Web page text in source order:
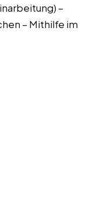
–
– Mithilfe im